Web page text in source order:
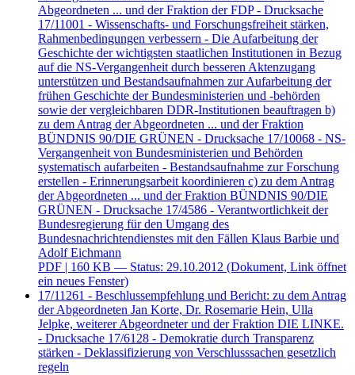
Abgeordneten ... und der Fraktion der FDP - Drucksache
17/11001 - Wissenschafts- und Forschungsfreiheit stärken,
Rahmenbedingungen verbessern - Die Aufarbeitung der
Geschichte der wichtigsten staatlichen Institutionen in Bezug
auf die NS-Vergangenheit durch besseren Aktenzugang
unterstützen und Bestandsaufnahmen zur Aufarbeitung der
frühen Geschichte der Bundesministerien und -behörden
sowie der vergleichbaren DDR-Institutionen beauftragen b)
zu dem Antrag der Abgeordneten ... und der Fraktion
BÜNDNIS 90/DIE GRÜNEN - Drucksache 17/10068 - NS-
Vergangenheit von Bundesministerien und Behörden
systematisch aufarbeiten - Bestandsaufnahme zur Forschung
erstellen - Erinnerungsarbeit koordinieren c) zu dem Antrag
der Abgeordneten ... und der Fraktion BÜNDNIS 90/DIE
GRÜNEN - Drucksache 17/4586 - Verantwortlichkeit der
Bundesregierung für den Umgang des
Bundesnachrichtendienstes mit den Fällen Klaus Barbie und
Adolf Eichmann
PDF | 160 KB — Status: 29.10.2012 (Dokument, Link öffnet
ein neues Fenster)
17/11261 - Beschlussempfehlung und Bericht: zu dem Antrag
der Abgeordneten Jan Korte, Dr. Rosemarie Hein, Ulla
Jelpke, weiterer Abgeordneter und der Fraktion DIE LINKE.
- Drucksache 17/6128 - Demokratie durch Transparenz
stärken - Deklassifizierung von Verschlusssachen gesetzlich
regeln